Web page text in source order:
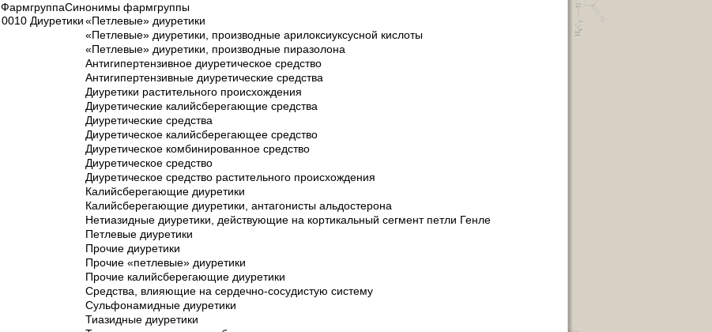
ФармгруппаСинонимы фармгруппы
0010 Диуретики«Петлевые» диуретики
«Петлевые» диуретики, производные арилоксиуксусной кислоты
«Петлевые» диуретики, производные пиразолона
Антигипертензивное диуретическое средство
Антигипертензивные диуретические средства
Диуретики растительного происхождения
Диуретические калийсберегающие средства
Диуретические средства
Диуретическое калийсберегающее средство
Диуретическое комбинированное средство
Диуретическое средство
Диуретическое средство растительного происхождения
Калийсберегающие диуретики
Калийсберегающие диуретики, антагонисты альдостерона
Нетиазидные диуретики, действующие на кортикальный сегмент петли Генле
Петлевые диуретики
Прочие диуретики
Прочие «петлевые» диуретики
Прочие калийсберегающие диуретики
Средства, влияющие на сердечно-сосудистую систему
Сульфонамидные диуретики
Тиазидные диуретики